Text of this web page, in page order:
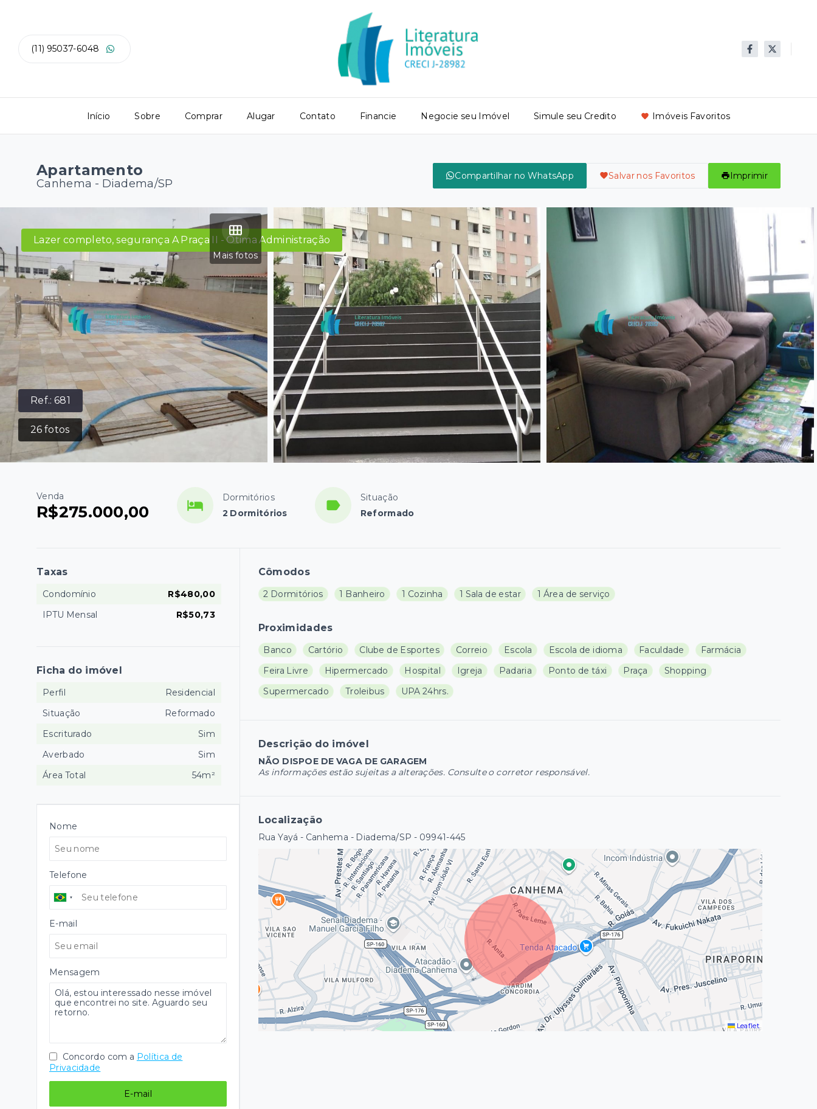
(11) 95037-6048
Início Sobre Comprar Alugar Contato Financie Negocie seu Imóvel Simule seu Credito Imóveis Favoritos
Apartamento
Canhema - Diadema/SP
Compartilhar no WhatsApp Salvar nos Favoritos Imprimir
Ref.:681
26 fotos
Mais fotos
Lazer completo, segurança A Praça II - Ótima Administração
Venda
R$275.000,00
Dormitórios
2 Dormitórios
Situação
Reformado
Cômodos
2 Dormitórios 1 Banheiro 1 Cozinha 1 Sala de estar 1 Área de serviço
Proximidades
Banco Cartório Clube de Esportes Correio Escola Escola de idioma Faculdade
Farmácia
Feira Livre
Hipermercado Hospital Igreja Padaria Ponto de táxi Praça
Shopping
Supermercado
Troleibus UPA 24hrs.
Descrição do imóvel
NÃO DISPOE DE VAGA DE GARAGEM
As informações estão sujeitas a alterações. Consulte o corretor responsável.
Localização
Rua Yayá - Canhema - Diadema/SP - 09941-445
Leaflet
Taxas
Condomínio
R$480,00
IPTU Mensal
R$50,73
Ficha do imóvel
Perfil
Residencial
Situação
Reformado
Escriturado
Sim
Averbado
Sim
Área Total
54m²
Nome
Telefone
E-mail
Mensagem
Concordo com a Política de
Privacidade
E-mail